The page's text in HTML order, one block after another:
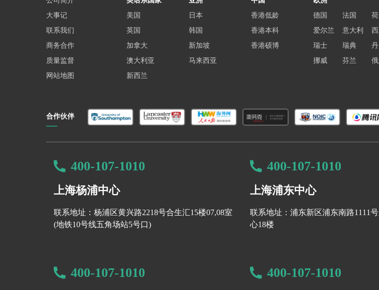
（平均GPA需达到3.9以上），学校还特别关注学生在AI相关项目（如Kaggle竞赛或个人开发的AI应用）以
伦理辩论队）中的表现。到2029年，专业规模计划扩大至1000人，并逐步开放内部转专业通道。
其他高校的AI本科项目对比
除了UCSD，美国其他高校也陆续开设了AI本科专业。以下是一些知名院校的相关信息：
卡耐基梅隆大学： 全美shou个AI本科学位（2018年设立），课程涵盖机器学习、计算机视觉、自然
科实践。学生需在计算机科学学院完成大一课程后申请转入AI专业。
麻省理工学院： 工程学院下的跨学科项目，融合计算机科学、电气工程和统计学，课程内容包括生
斯坦福大学： 2019年成立独立人工智能学院，课程以NLP和深度学习为特色，核心课程包括CS229（
宾夕法尼亚大学： 藤校中shou个AI本科项目（2024年设立），课程涵盖机器学习、视觉与语言、机
能”方向，结合沃顿商学院资源，培养技术与商业双能力。
包括深度学习和量子计算算法。
南加州大学： 2026年启动，由维特比工程学院与高等计算科学学院联合开设，课程覆盖自然语言处
金融科技和文化遗产保护等项目。
大事记
联系我们
商务合作
质量监督
网站地图
美国
英国
加拿大
澳大利亚
新西兰
日本
韩国
新加坡
马来西亚
香港低龄
香港本科
香港硕博
德国
法国
爱尔兰
意大利
瑞士
瑞典
挪威
芬兰
合作伙伴
400-107-1010
上海杨浦中心
联系地址：杨浦区黄兴路2218号合生汇15楼07,08室
(地铁10号线五角场站5号口)
400-107-1010
上海浦东中心
联系地址：浦东新区浦东南路1111
心18楼
400-107-1010 400-107-1010